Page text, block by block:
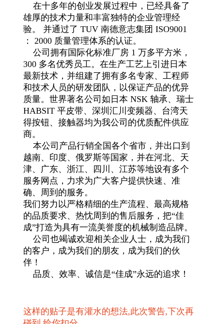
在十多年的创业发展过程中，已经具备了
雄厚的技术力量和丰富独特的企业管理经
验。 并通过了 TUV 南德意志集团 ISO9001
： 2000 质量管理体系的认证。
公司拥有国际化标准厂房 1 万多平方米，
300 多名优秀员工。在生产工艺上引进日本
最新技术，并组建了拥有多名专家、工程师
和技术人员的研发团队，以保证产品的优异
质量。世界著名公司如日本 NSK 轴承、瑞士
HABSIT 平皮带、深圳汇川变频器、台湾天
得按钮、接触器均为我公司的优质配件供应
商。
本公司产品行销全国各个省市，并出口到
越南、印度、俄罗斯等国家，并在河北、天
津、广东、浙江、四川、江苏等地设有多个
服务网点，力求为广大客户提供快速、准
确、周到的服务。
我们努力以严格精细的生产流程、最高规格
的品质要求、热忱周到的售后服务，把“佳
成”打造为具有一流美誉度的机械制造品牌。
公司也竭诚欢迎相关企业人士，成为我们
的客户，成为我们的朋友，成为我们的伙
伴！
品质、效率、诚信是“佳成”永远的追求！
这样的贴子是有灌水的想法,此次警告,下次再